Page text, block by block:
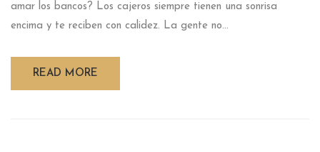
amar los bancos? Los cajeros siempre tienen una sonrisa
encima y te reciben con calidez. La gente no...
READ MORE